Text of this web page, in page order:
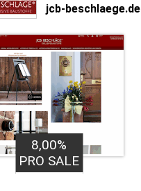
jcb-beschlaege.de
8,00%
PRO SALE